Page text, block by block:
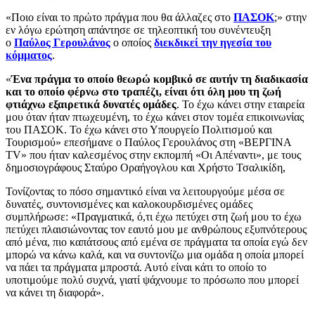
«Ποιο είναι το πρώτο πράγμα που θα άλλαζες στο ΠΑΣΟΚ;» στην
εν λόγω ερώτηση απάντησε σε τηλεοπτική του συνέντευξη
ο Παύλος Γερουλάνος ο οποίος διεκδικεί την ηγεσία του
κόμματος.
«Ένα πράγμα το οποίο θεωρώ κομβικό σε αυτήν τη διαδικασία
και το οποίο φέρνω στο τραπέζι, είναι ότι όλη μου τη ζωή
φτιάχνω εξαιρετικά δυνατές ομάδες. Το έχω κάνει στην εταιρεία
μου όταν ήταν πτωχευμένη, το έχω κάνει στον τομέα επικοινωνίας
του ΠΑΣΟΚ. Το έχω κάνει στο Υπουργείο Πολιτισμού και
Τουρισμού» επεσήμανε ο Παύλος Γερουλάνος στη «ΒΕΡΓΙΝΑ
TV» που ήταν καλεσμένος στην εκπομπή «Οι Απέναντι», με τους
δημοσιογράφους Σταύρο Οραήγογλου και Χρήστο Τσαλικίδη,
Τονίζοντας το πόσο σημαντικό είναι να λειτουργούμε μέσα σε
δυνατές, συντονισμένες και καλοκουρδισμένες ομάδες
συμπλήρωσε: «Πραγματικά, ό,τι έχω πετύχει στη ζωή μου το έχω
πετύχει πλαισιώνοντας τον εαυτό μου με ανθρώπους εξυπνότερους
από μένα, πιο καπάτσους από εμένα σε πράγματα τα οποία εγώ δεν
μπορώ να κάνω καλά, και να συντονίζω μια ομάδα η οποία μπορεί
να πάει τα πράγματα μπροστά. Αυτό είναι κάτι το οποίο το
υποτιμούμε πολύ συχνά, γιατί ψάχνουμε το πρόσωπο που μπορεί
να κάνει τη διαφορά».